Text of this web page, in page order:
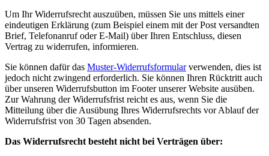
Um Ihr Widerrufsrecht auszuüben, müssen Sie uns mittels einer
eindeutigen Erklärung (zum Beispiel einem mit der Post versandten
Brief, Telefonanruf oder E-Mail) über Ihren Entschluss, diesen
Vertrag zu widerrufen, informieren.
Sie können dafür das Muster-Widerrufsformularverwenden, dies ist
jedoch nicht zwingend erforderlich. Sie können Ihren Rücktritt auch
über unseren Widerrufsbutton im Footer unserer Website ausüben.
Zur Wahrung der Widerrufsfrist reicht es aus, wenn Sie die
Mitteilung über die Ausübung Ihres Widerrufsrechts vor Ablauf der
Widerrufsfrist von 30 Tagen absenden.
Das Widerrufsrecht besteht nicht bei Verträgen über: